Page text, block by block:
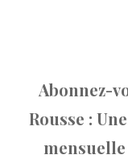
Abonnez-
Rousse :